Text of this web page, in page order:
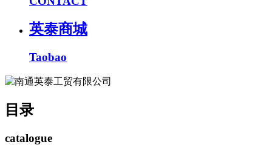
英泰商城
Taobao
目录
catalogue